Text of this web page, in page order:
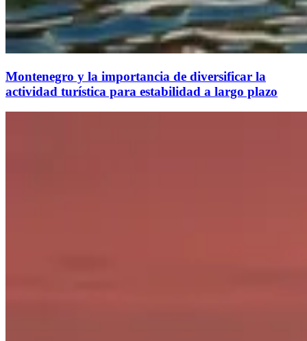
Montenegro y la importancia de diversificar la
actividad turística para estabilidad a largo plazo